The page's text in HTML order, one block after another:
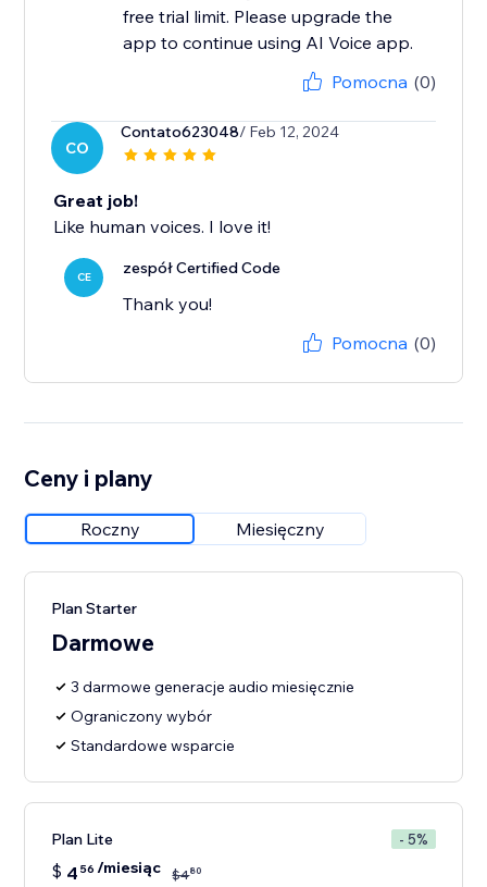
free trial limit. Please upgrade the
app to continue using AI Voice app.
Pomocna (0)
CO
Contato623048/ Feb 12, 2024
Great job!
Like human voices. I love it!
CE zespół Certified Code
Thank you!
Pomocna (0)
Ceny i plany
Roczny Miesięczny
Plan Starter
Darmowe
3 darmowe generacje audio miesięcznie
Ograniczony wybór
Standardowe wsparcie
Plan Lite - 5%
$ 4 56 /miesiąc $480